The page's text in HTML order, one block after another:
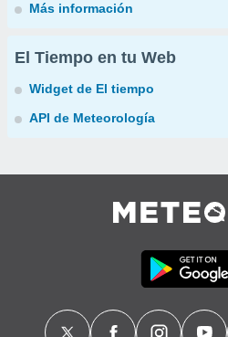
Más información
El Tiempo en tu Web
Widget de El tiempo
API de Meteorología